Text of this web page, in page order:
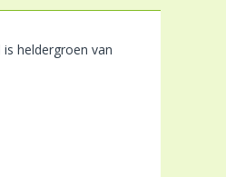
heldergroen van